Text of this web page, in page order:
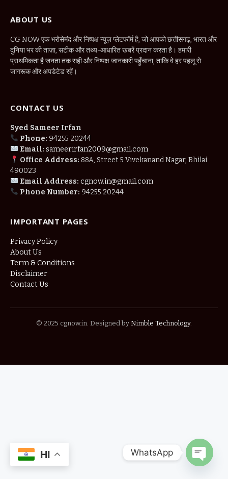
ABOUT US
CG NOW एक भरोसेमंद और निष्पक्ष न्यूज़ प्लेटफॉर्म है, जो आपको छत्तीसगढ़, भारत और
दुनिया भर की ताज़ा, सटीक और तथ्य-आधारित खबरें प्रदान करता है। हमारी
प्राथमिकता है जनता तक सही और निष्पक्ष जानकारी पहुँचाना, ताकि वे हर पहलू से
जागरूक और अपडेटेड रहें।
CONTACT US
Syed Sameer Irfan
Phone: 94255 20244
Email: sameerirfan2009@gmail.com
Office Address: 88A, Street 5 Vivekanand Nagar, Bhilai
490023
Email Address: cgnow.in@gmail.com
Phone Number: 94255 20244
IMPORTANT PAGES
Privacy Policy
About Us
Term & Conditions
Disclaimer
Contact Us
© 2025 cgnow.in. Designed by Nimble Technology.
HI WhatsApp